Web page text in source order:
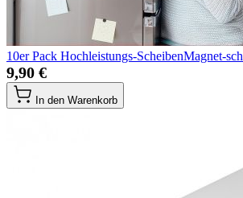
10er Pack Hochleistungs-ScheibenMagnet-
9,90 €
In den Warenkorb